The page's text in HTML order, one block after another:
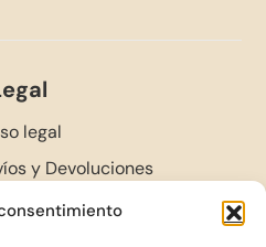
legal
y Devoluciones
privacidad